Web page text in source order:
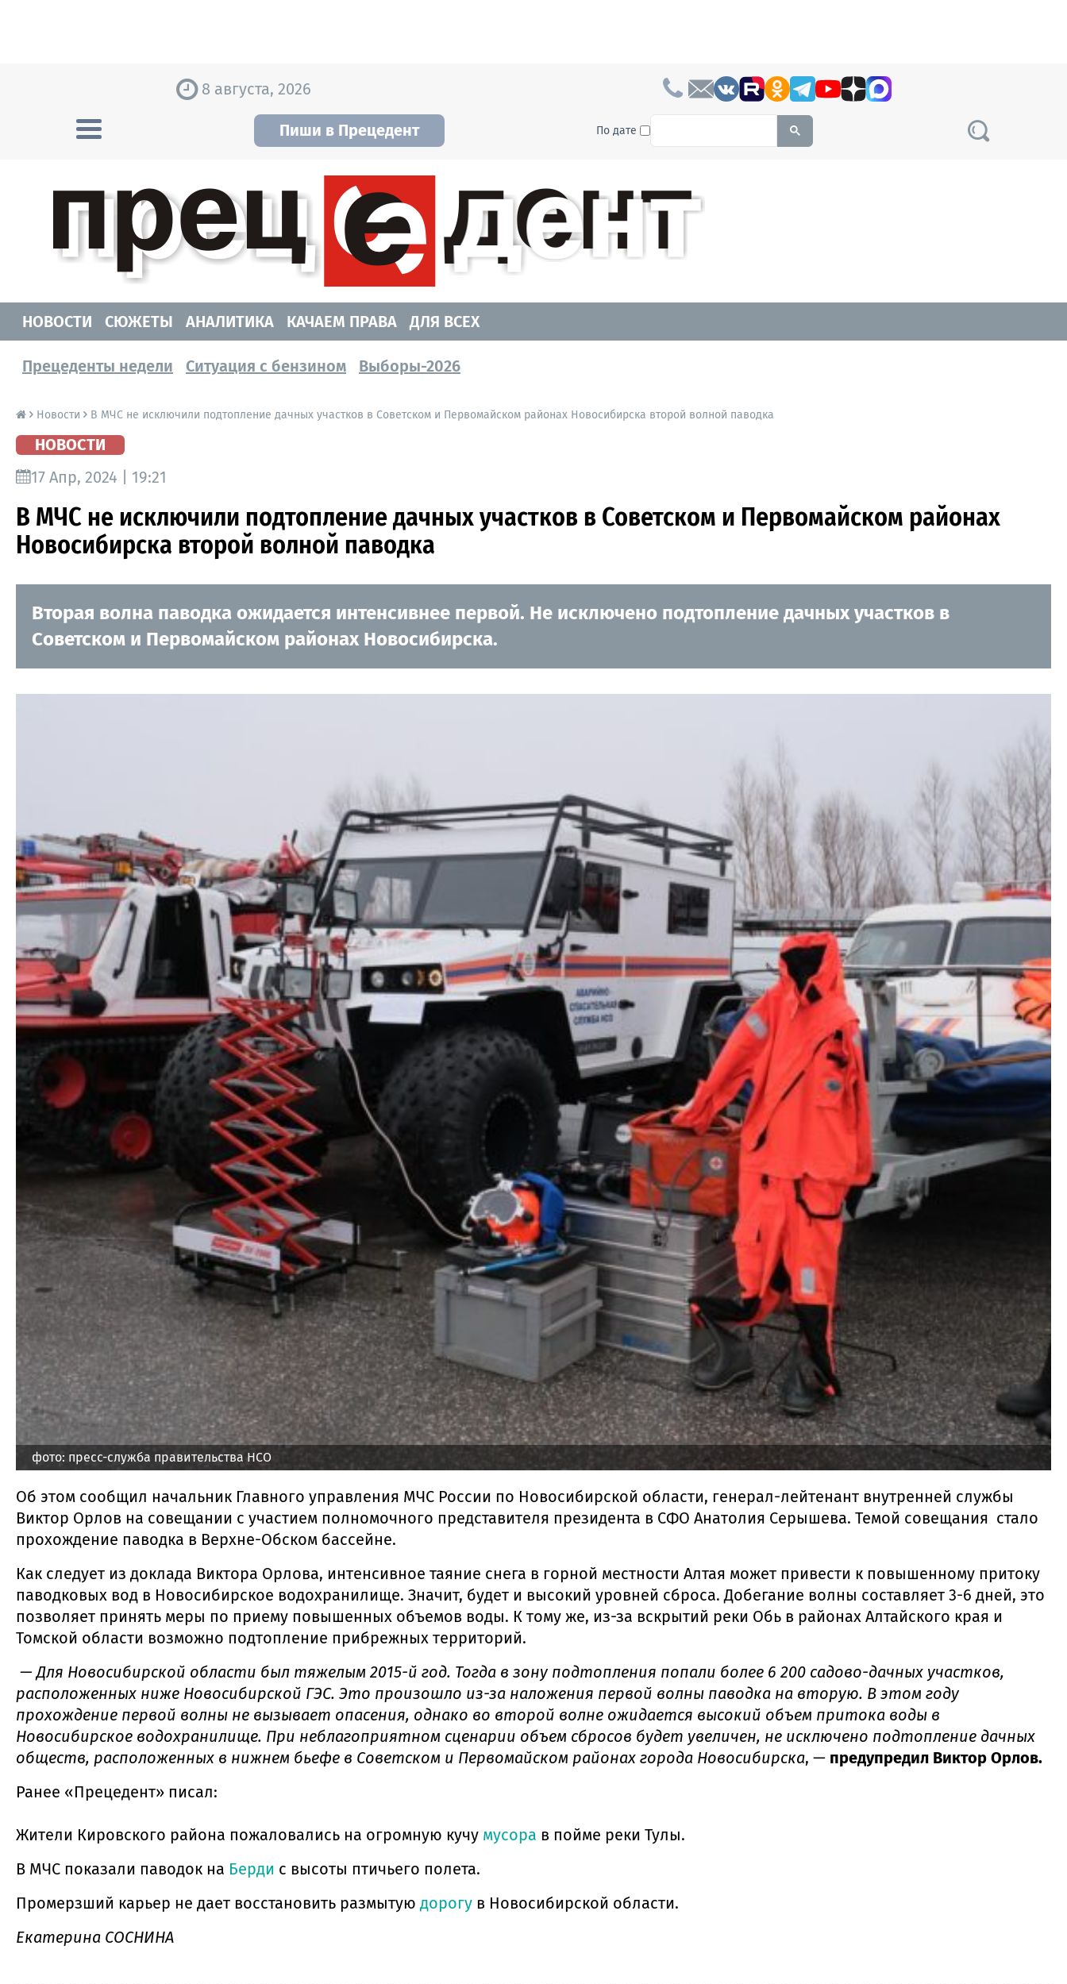
8 августа, 2026
Пиши в Прецедент По дате To search this site, enter a search term
НОВОСТИ
СЮЖЕТЫ АНАЛИТИКА КАЧАЕМ ПРАВА ДЛЯ ВСЕХ
Прецеденты недели Ситуация с бензином Выборы-2026
Новости В МЧС не исключили подтопление дачных участков в Советском и Первомайском районах Новосибирска второй волной паводка
НОВОСТИ
17 Апр, 2024 | 19:21
В МЧС не исключили подтопление дачных участков в Советском и Первомайском районах
Новосибирска второй волной паводка
Вторая волна паводка ожидается интенсивнее первой. Не исключено подтопление дачных участков в
Советском и Первомайском районах Новосибирска.
фото: пресс-служба правительства НСО
Об этом сообщил начальник Главного управления МЧС России по Новосибирской области, генерал-лейтенант внутренней службы
Виктор Орлов на совещании с участием полномочного представителя президента в СФО Анатолия Серышева. Темой совещания стало
прохождение паводка в Верхне-Обском бассейне.
Как следует из доклада Виктора Орлова, интенсивное таяние снега в горной местности Алтая может привести к повышенному притоку
паводковых вод в Новосибирское водохранилище. Значит, будет и высокий уровней сброса. Добегание волны составляет 3-6 дней, это
позволяет принять меры по приему повышенных объемов воды. К тому же, из-за вскрытий реки Обь в районах Алтайского края и
Томской области возможно подтопление прибрежных территорий.
— Для Новосибирской области был тяжелым 2015-й год. Тогда в зону подтопления попали более 6 200 садово-дачных участков,
расположенных ниже Новосибирской ГЭС. Это произошло из-за наложения первой волны паводка на вторую. В этом году
прохождение первой волны не вызывает опасения, однако во второй волне ожидается высокий объем притока воды в
Новосибирское водохранилище. При неблагоприятном сценарии объем сбросов будет увеличен, не исключено подтопление дачных
обществ, расположенных в нижнем бьефе в Советском и Первомайском районах города Новосибирска, — предупредил Виктор Орлов.
Ранее «Прецедент» писал:
Жители Кировского района пожаловались на огромную кучу мусора в пойме реки Тулы.
В МЧС показали паводок на Берди с высоты птичьего полета.
Промерзший карьер не дает восстановить размытую дорогу в Новосибирской области.
Екатерина СОСНИНА